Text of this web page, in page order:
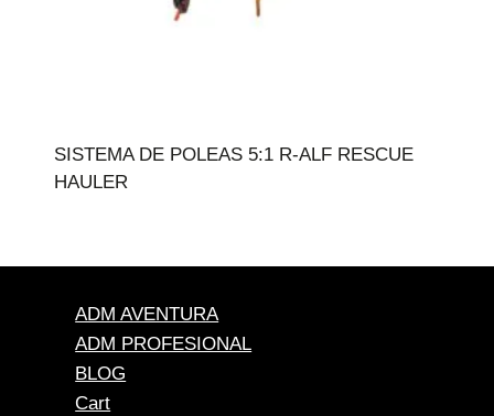
SISTEMA DE POLEAS 5:1 R-ALF RESCUE
HAULER
ADM AVENTURA
ADM PROFESIONAL
BLOG
Cart